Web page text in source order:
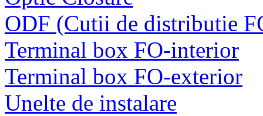
ODF (Cutii de distributie
Terminal box FO-interior
Terminal box FO-exterior
Unelte de instalare